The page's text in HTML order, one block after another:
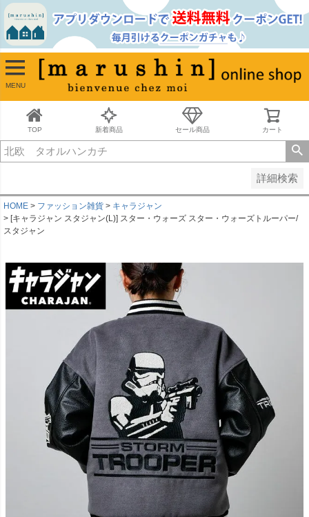
MENU
TOP 新着商品 セール商品 カート
詳細検索
並び順
新着順
古い順
価格が安い順
価格が高い順
キーワードヒット順
HOME ファッション雑貨
キャラジャン
[キャラジャン スタジャン(L)] スター・ウォーズ スター・ウォーズトルーパー/
スタジャン